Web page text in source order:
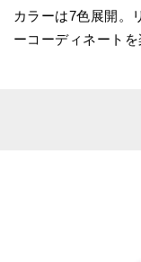
カラーは7色展開。
ーコーディネートを